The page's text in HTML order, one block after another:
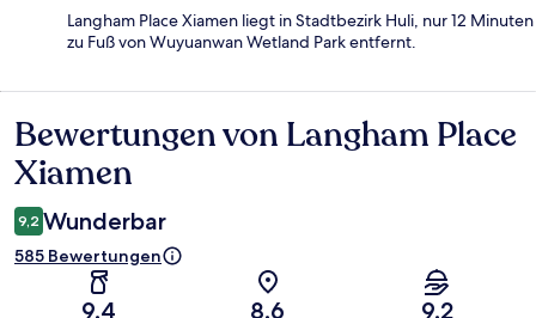
Langham Place Xiamen liegt in Stadtbezirk Huli, nur 12 Minuten
zu Fuß von Wuyuanwan Wetland Park entfernt.
Bewertungen
Bewertungen von Langham Place
Xiamen
9,2 Wunderbar
585 Bewertungen
9,4 8,6 9,2